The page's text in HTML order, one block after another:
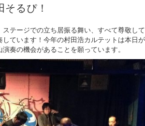
そるぴ！
テージでの立ち居振る舞い、すべて尊敬して
しています！今年の村田浩カルテットは本日が
奏の機会があることを願っています。